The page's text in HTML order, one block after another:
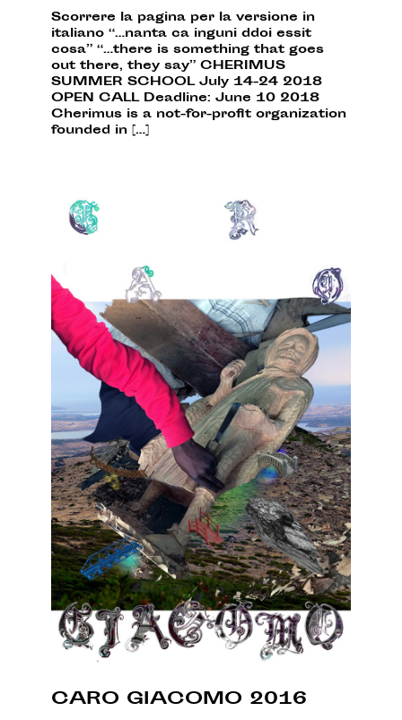
Scorrere la pagina per la versione in
italiano “…nanta ca inguni ddoi essit
cosa” “…there is something that goes
out there, they say” CHERIMUS
SUMMER SCHOOL July 14-24 2018
OPEN CALL Deadline: June 10 2018
Cherimus is a not-for-profit organization
founded in […]
CARO GIACOMO 2016